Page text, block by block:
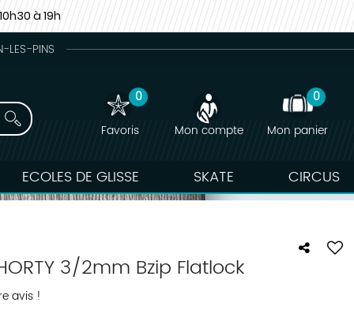
à 19h
LES-PINS
0
Favoris
Mon compte
0
Mon panier
ECOLES DE GLISSE SKATE CIRCUS
3/2mm Bzip Flatlock
avis !